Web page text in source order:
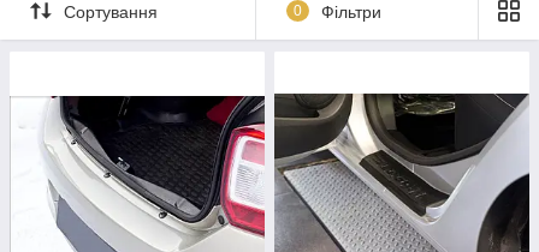
Сортування 0 Фільтри